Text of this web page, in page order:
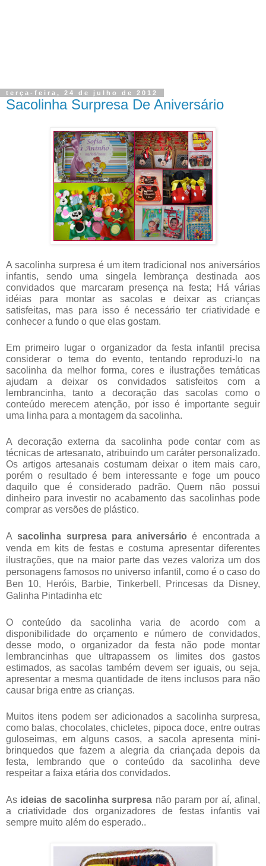
terça-feira, 24 de julho de 2012
Sacolinha Surpresa De Aniversário
A sacolinha surpresa é um item tradicional nos aniversários
infantis, sendo uma singela lembrança destinada aos
convidados que marcaram presença na festa; Há várias
idéias para montar as sacolas e deixar as crianças
satisfeitas, mas para isso é necessário ter criatividade e
conhecer a fundo o que elas gostam.
Em primeiro lugar o organizador da festa infantil precisa
considerar o tema do evento, tentando reproduzi-lo na
sacolinha da melhor forma, cores e ilustrações temáticas
ajudam a deixar os convidados satisfeitos com a
lembrancinha, tanto a decoração das sacolas como o
conteúdo merecem atenção, por isso é importante seguir
uma linha para a montagem da sacolinha.
A decoração externa da sacolinha pode contar com as
técnicas de artesanato, atribuindo um caráter personalizado.
Os artigos artesanais costumam deixar o item mais caro,
porém o resultado é bem interessante e foge um pouco
daquilo que é considerado padrão. Quem não possui
dinheiro para investir no acabamento das sacolinhas pode
comprar as versões de plástico.
A sacolinha surpresa para aniversárioé encontrada a
venda em kits de festas e costuma apresentar diferentes
ilustrações, que na maior parte das vezes valoriza um dos
personagens famosos no universo infantil, como é o caso do
Ben 10, Heróis, Barbie, Tinkerbell, Princesas da Disney,
Galinha Pintadinha etc
O conteúdo da sacolinha varia de acordo com a
disponibilidade do orçamento e número de convidados,
desse modo, o organizador da festa não pode montar
lembrancinhas que ultrapassem os limites dos gastos
estimados, as sacolas também devem ser iguais, ou seja,
apresentar a mesma quantidade de itens inclusos para não
causar briga entre as crianças.
Muitos itens podem ser adicionados a sacolinha surpresa,
como balas, chocolates, chicletes, pipoca doce, entre outras
guloseimas, em alguns casos, a sacola apresenta mini-
brinquedos que fazem a alegria da criançada depois da
festa, lembrando que o conteúdo da sacolinha deve
respeitar a faixa etária dos convidados.
As ideias de sacolinha surpresa não param por aí, afinal,
a criatividade dos organizadores de festas infantis vai
sempre muito além do esperado..